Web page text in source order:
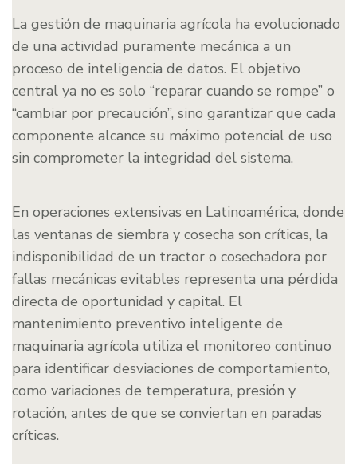
La gestión de maquinaria agrícola ha evolucionado
de una actividad puramente mecánica a un
proceso de inteligencia de datos. El objetivo
central ya no es solo “reparar cuando se rompe” o
“cambiar por precaución”, sino garantizar que cada
componente alcance su máximo potencial de uso
sin comprometer la integridad del sistema.
En operaciones extensivas en Latinoamérica, donde
las ventanas de siembra y cosecha son críticas, la
indisponibilidad de un tractor o cosechadora por
fallas mecánicas evitables representa una pérdida
directa de oportunidad y capital. El
mantenimiento preventivo inteligente de
maquinaria agrícola utiliza el monitoreo continuo
para identificar desviaciones de comportamiento,
como variaciones de temperatura, presión y
rotación, antes de que se conviertan en paradas
críticas.